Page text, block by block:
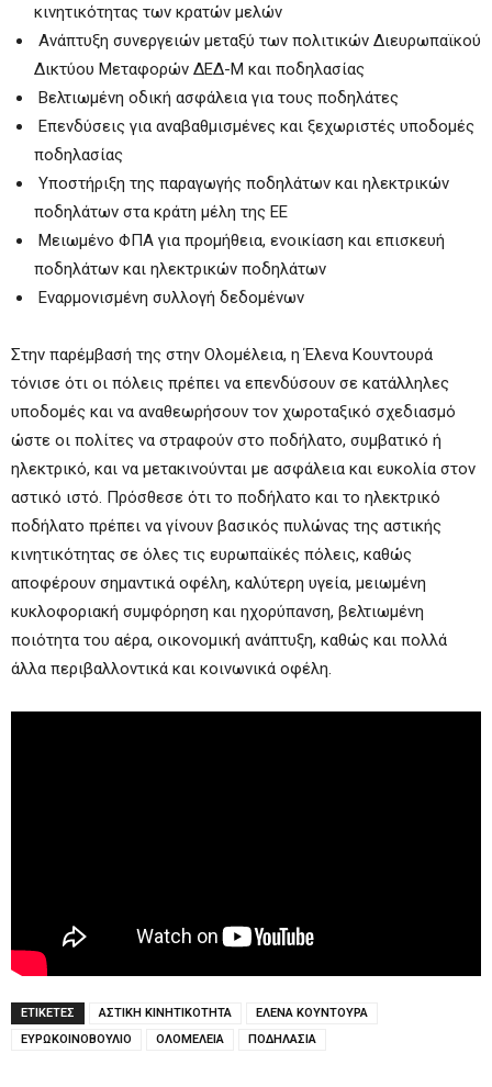
κινητικότητας των κρατών μελών
­ Ανάπτυξη συνεργειών μεταξύ των πολιτικών Διευρωπαϊκού
Δικτύου Μεταφορών ΔΕΔ-Μ και ποδηλασίας
­ Βελτιωμένη οδική ασφάλεια για τους ποδηλάτες
­ Επενδύσεις για αναβαθμισμένες και ξεχωριστές υποδομές
ποδηλασίας
­ Υποστήριξη της παραγωγής ποδηλάτων και ηλεκτρικών
ποδηλάτων στα κράτη μέλη της ΕΕ
­ Μειωμένο ΦΠΑ για προμήθεια, ενοικίαση και επισκευή
ποδηλάτων και ηλεκτρικών ποδηλάτων
­ Εναρμονισμένη συλλογή δεδομένων
Στην παρέμβασή της στην Ολομέλεια, η Έλενα Κουντουρά
τόνισε ότι οι πόλεις πρέπει να επενδύσουν σε κατάλληλες
υποδομές και να αναθεωρήσουν τον χωροταξικό σχεδιασμό
ώστε οι πολίτες να στραφούν στο ποδήλατο, συμβατικό ή
ηλεκτρικό, και να μετακινούνται με ασφάλεια και ευκολία στον
αστικό ιστό. Πρόσθεσε ότι το ποδήλατο και το ηλεκτρικό
ποδήλατο πρέπει να γίνουν βασικός πυλώνας της αστικής
κινητικότητας σε όλες τις ευρωπαϊκές πόλεις, καθώς
αποφέρουν σημαντικά οφέλη, καλύτερη υγεία, μειωμένη
κυκλοφοριακή συμφόρηση και ηχορύπανση, βελτιωμένη
ποιότητα του αέρα, οικονομική ανάπτυξη, καθώς και πολλά
άλλα περιβαλλοντικά και κοινωνικά οφέλη.
ΕΤΙΚΕΤΕΣ ΑΣΤΙΚΗ ΚΙΝΗΤΙΚΟΤΗΤΑ
ΕΛΕΝΑ ΚΟΥΝΤΟΥΡΑ
ΕΥΡΩΚΟΙΝΟΒΟΥΛΙΟ
ΟΛΟΜΕΛΕΙΑ ΠΟΔΗΛΑΣΙΑ